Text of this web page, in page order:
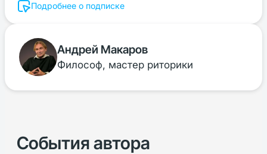
Подробнее о подписке
Андрей Макаров
Философ, мастер риторики
События автора